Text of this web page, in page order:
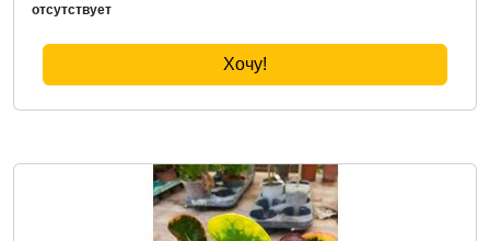
отсутствует
Хочу!